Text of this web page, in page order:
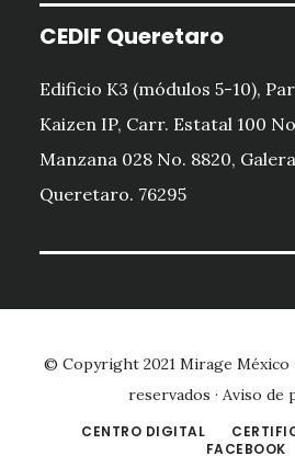
CEDIF Queretaro
Edificio K3 (módulos 5-10),
Kaizen IP, Carr. Estatal 100
Manzana 028 No. 8820,
Queretaro. 76295
© Copyright 2021 Mirage México
reservados · Aviso de
CENTRO DIGITAL
FACEBOOK